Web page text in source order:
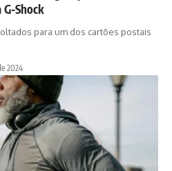
G-Shock
para um dos cartões postais
2024